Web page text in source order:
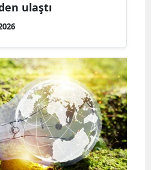
ulaştı